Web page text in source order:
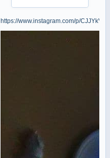
https://www.instagram.com/p/